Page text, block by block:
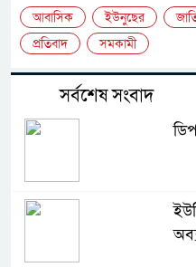
আবাসিক ইউনুছের
প্রতিবাদ
সমকামী
সর্বশেষ সংবাদ